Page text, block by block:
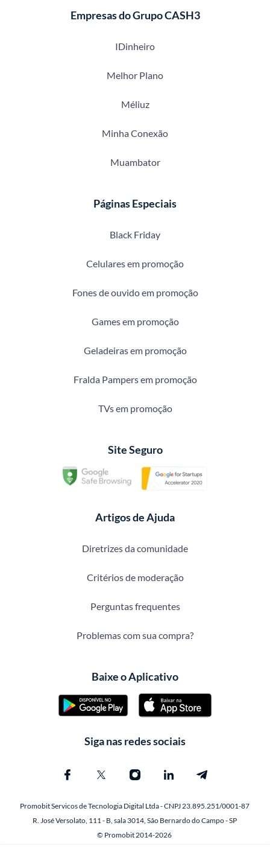
Empresas do Grupo CASH3
IDinheiro
Melhor Plano
Méliuz
Minha Conexão
Muambator
Páginas Especiais
Black Friday
Celulares em promoção
Fones de ouvido em promoção
Games em promoção
Geladeiras em promoção
Fralda Pampers em promoção
TVs em promoção
Site Seguro
Artigos de Ajuda
Diretrizes da comunidade
Critérios de moderação
Perguntas frequentes
Problemas com sua compra?
Baixe o Aplicativo
Siga nas redes sociais
Promobit Servicos de Tecnologia Digital Ltda - CNPJ 23.895.251/0001-87
R. José Versolato, 111 - B, sala 3014, São Bernardo do Campo - SP
© Promobit 2014-2026